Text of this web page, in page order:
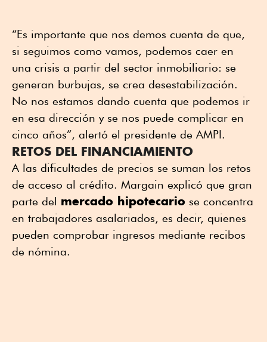
“Es importante que nos demos cuenta de que,
si seguimos como vamos, podemos caer en
una crisis a partir del sector inmobiliario: se
generan burbujas, se crea desestabilización.
No nos estamos dando cuenta que podemos ir
en esa dirección y se nos puede complicar en
cinco años”, alertó el presidente de AMPI.
RETOS DEL FINANCIAMIENTO
A las dificultades de precios se suman los retos
de acceso al crédito. Margain explicó que gran
parte del mercado hipotecario se concentra
en trabajadores asalariados, es decir, quienes
pueden comprobar ingresos mediante recibos
de nómina.